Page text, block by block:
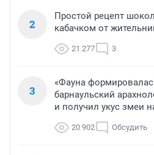
2
Простой рецепт
кабачком от
21 277 3
3
«Фауна
барнаульский
и получил укус змеи
20 902 Обсудить